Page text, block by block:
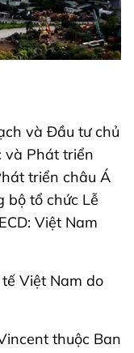
và Đầu tư chủ
và Phát triển
triển châu Á
bộ tổ chức Lễ
Việt Nam
Việt Nam do
thuộc Ban